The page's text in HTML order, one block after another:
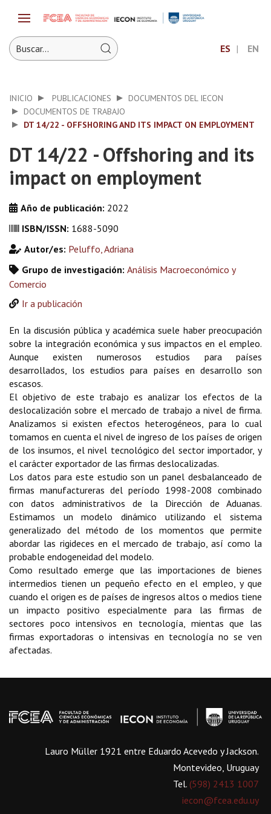
ES EN
INICIO PUBLICACIONES
DOCUMENTOS DEL IECON
DOCUMENTOS DE TRABAJO
DT 14/22 - OFFSHORING AND ITS IMPACT ON EMPLOYMENT
DT 14/22 - Offshoring and its
impact on employment
Año de publicación: 2022
ISBN/ISSN: 1688-5090
Autor/es: Peluffo, Adriana
Grupo de investigación: Análisis Macroeconómico y
Comercio
Ir a publicación
En la discusión pública y académica suele haber preocupación
sobre la integración económica y sus impactos en el empleo.
Aunque existen numerosos estudios para países
desarrollados, los estudios para países en desarrollo son
escasos.
El objetivo de este trabajo es analizar los efectos de la
deslocalización sobre el mercado de trabajo a nivel de firma.
Analizamos si existen efectos heterogéneos, para lo cual
tomamos en cuenta el nivel de ingreso de los países de origen
de los insumos, el nivel tecnológico del sector importador, y
el carácter exportador de las firmas deslocalizadas.
Los datos para este estudio son un panel desbalanceado de
firmas manufactureras del período 1998-2008 combinado
con datos administrativos de la Dirección de Aduanas.
Estimamos un modelo dinámico utilizando el sistema
generalizado del método de los momentos que permite
abordar las rigideces en el mercado de trabajo, así como la
probable endogeneidad del modelo.
Como resultado emerge que las importaciones de bienes
intermedios tienen un pequeño efecto en el empleo, y que
cuando el origen es de países de ingresos altos o medios tiene
un impacto positivo especialmente para las firmas de
sectores poco intensivos en tecnología, mientas que las
firmas exportadoras o intensivas en tecnología no se ven
afectadas.
Lauro Müller 1921 entre Eduardo Acevedo y Jackson.
Montevideo, Uruguay
Tel. (598) 2413 1007
iecon@fcea.edu.uy